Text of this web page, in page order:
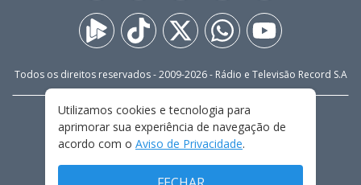
Todos os direitos reservados - 2009-2026- Rádio e Televisão Record S.A
FALE CONOSCO
PRIVACIDADE
TERMOS E CONDIÇÕES DE USO
Utilizamos cookies e tecnologia para
aprimorar sua experiência de navegação de
acordo com o Aviso de Privacidade.